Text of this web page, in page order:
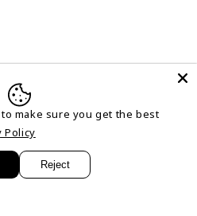
make sure you get the best
Policy
Reject